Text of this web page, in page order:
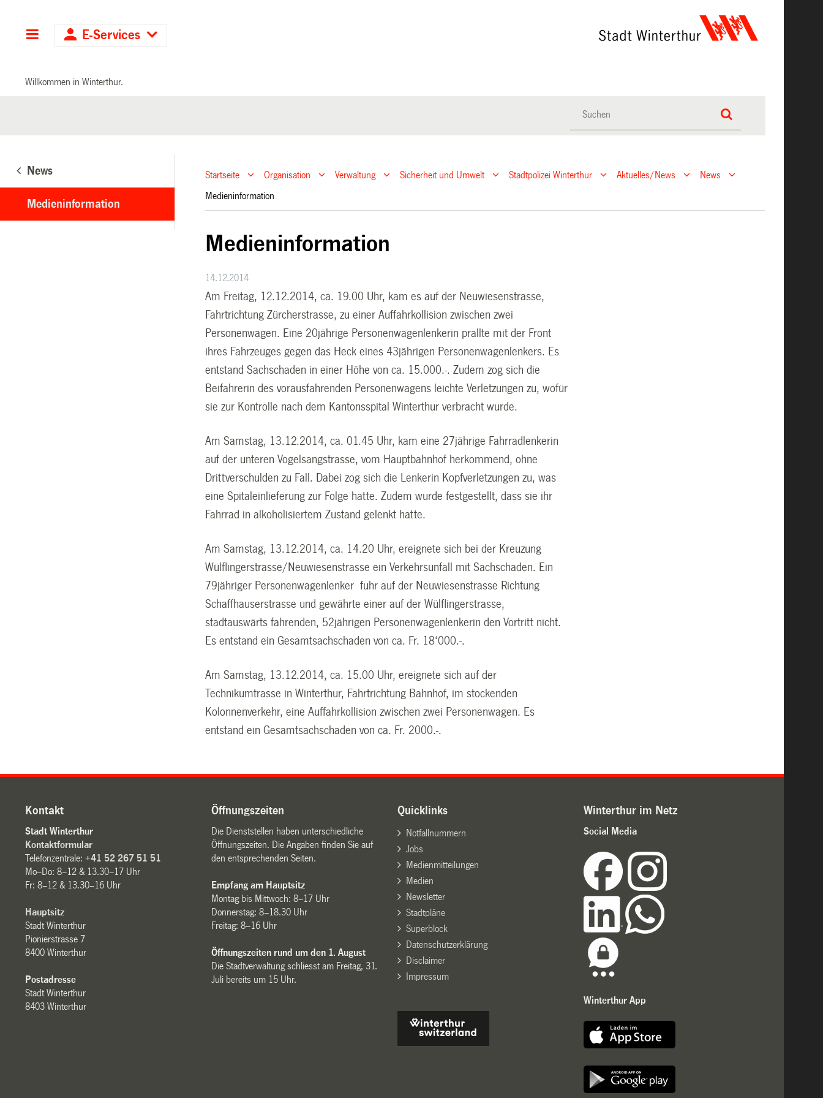
Hauptnavigation
E-Services
Willkommen in Winterthur.
News
Medieninformation
Startseite Organisation Verwaltung Sicherheit und Umwelt Stadtpolizei Winterthur Aktuelles/News
News
Medieninformation
Medieninformation
14.12.2014
Am Freitag, 12.12.2014, ca. 19.00 Uhr, kam es auf der Neuwiesenstrasse,
Fahrtrichtung Zürcherstrasse, zu einer Auffahrkollision zwischen zwei
Personenwagen. Eine 20jährige Personenwagenlenkerin prallte mit der Front
ihres Fahrzeuges gegen das Heck eines 43jährigen Personenwagenlenkers. Es
entstand Sachschaden in einer Höhe von ca. 15.000.-. Zudem zog sich die
Beifahrerin des vorausfahrenden Personenwagens leichte Verletzungen zu, wofür
sie zur Kontrolle nach dem Kantonsspital Winterthur verbracht wurde.
Am Samstag, 13.12.2014, ca. 01.45 Uhr, kam eine 27jährige Fahrradlenkerin
auf der unteren Vogelsangstrasse, vom Hauptbahnhof herkommend, ohne
Drittverschulden zu Fall. Dabei zog sich die Lenkerin Kopfverletzungen zu, was
eine Spitaleinlieferung zur Folge hatte. Zudem wurde festgestellt, dass sie ihr
Fahrrad in alkoholisiertem Zustand gelenkt hatte.
Am Samstag, 13.12.2014, ca. 14.20 Uhr, ereignete sich bei der Kreuzung
Wülflingerstrasse/Neuwiesenstrasse ein Verkehrsunfall mit Sachschaden. Ein
79jähriger Personenwagenlenker fuhr auf der Neuwiesenstrasse Richtung
Schaffhauserstrasse und gewährte einer auf der Wülflingerstrasse,
stadtauswärts fahrenden, 52jährigen Personenwagenlenkerin den Vortritt nicht.
Es entstand ein Gesamtsachschaden von ca. Fr. 18‘000.-.
Am Samstag, 13.12.2014, ca. 15.00 Uhr, ereignete sich auf der
Technikumtrasse in Winterthur, Fahrtrichtung Bahnhof, im stockenden
Kolonnenverkehr, eine Auffahrkollision zwischen zwei Personenwagen. Es
entstand ein Gesamtsachschaden von ca. Fr. 2000.-.
Kontakt
Stadt Winterthur
Kontaktformular
Telefonzentrale:+41 52 267 51 51
Mo–Do: 8–12 & 13.30–17 Uhr
Fr: 8–12 & 13.30–16 Uhr
Hauptsitz
Stadt Winterthur
Pionierstrasse 7
8400 Winterthur
Postadresse
Stadt Winterthur
8403 Winterthur
Öffnungszeiten
Die Dienststellen haben unterschiedliche
Öffnungszeiten. Die Angaben finden Sie auf
den entsprechenden Seiten.
Empfang am Hauptsitz
Montag bis Mittwoch: 8–17 Uhr
Donnerstag: 8–18.30 Uhr
Freitag: 8–16 Uhr
Öffnungszeiten rund um den 1. August
Die Stadtverwaltung schliesst am Freitag, 31.
Juli bereits um 15 Uhr.
Quicklinks
Notfallnummern
Jobs
Medienmitteilungen
Medien
Newsletter
Stadtpläne
Superblock
Datenschutzerklärung
Disclaimer
Impressum
Winterthur im Netz
Social Media
Winterthur App